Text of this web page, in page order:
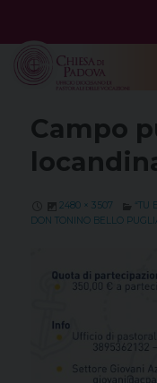
content
Campo
2480 × 3507
“TU
DON TONINO BELLO